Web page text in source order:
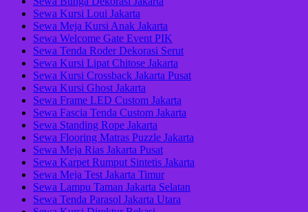
Sewa Kursi Loui Jakarta
Sewa Meja Kursi Anak Jakarta
Sewa Welcome Gate Event PIK
Sewa Tenda Roder Dekorasi Serut
Sewa Kursi Lipat Chitose Jakarta
Sewa Kursi Crossback Jakarta Pusat
Sewa Kursi Ghost Jakarta
Sewa Frame LED Custom Jakarta
Sewa Fascia Tenda Custom Jakarta
Sewa Standing Rope Jakarta
Sewa Flooring Matras Puzzle Jakarta
Sewa Meja Rias Jakarta Pusat
Sewa Karpet Rumput Sintetis Jakarta
Sewa Meja Test Jakarta Timur
Sewa Lampu Taman Jakarta Selatan
Sewa Tenda Parasol Jakarta Utara